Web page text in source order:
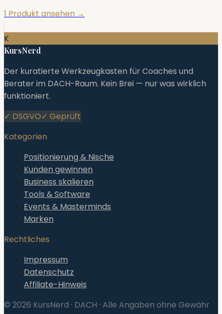
1 Produkt ansehen →
K
KursNerd
Der kuratierte Werkzeugkasten für Coaches und
Berater im DACH-Raum. Kein Brei — nur was wirklich
funktioniert.
✓ DSGVO✓ Geprüft
Kategorien
Positionierung & Nische
Kunden gewinnen
Business skalieren
Tools & Software
Events & Masterminds
Marken
Rechtliches
Impressum
Datenschutz
Affiliate-Hinweis
© 2026 KursNerd · DACH · Alle Angaben ohne Gewähr